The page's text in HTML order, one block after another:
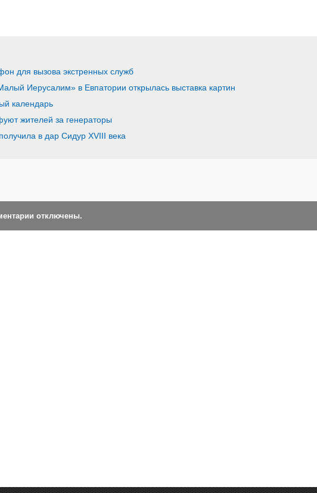
для вызова экстренных служб
Иерусалим» в Евпатории открылась выставка картин
календарь
жителей за генераторы
в дар Сидур XVIII века
отключены.